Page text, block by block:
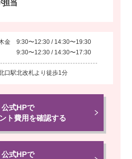
担当
金 9:30〜12:30 / 14:30〜19:30
9:30〜12:30 / 14:30〜17:30
口駅北改札より 徒歩1分
公式HPで
ト費用を確認する
公式HPで